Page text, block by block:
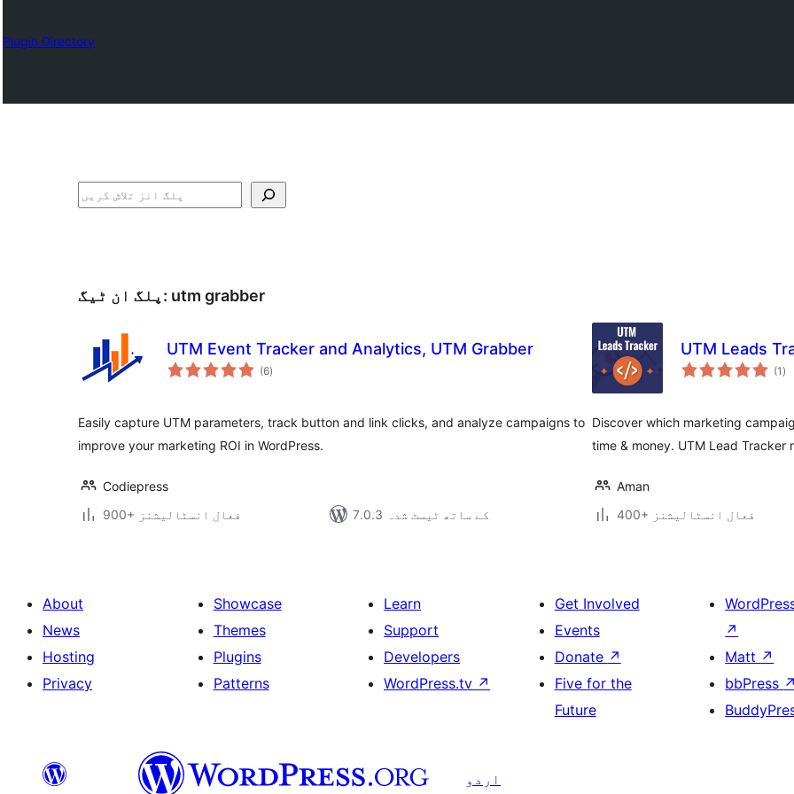
Plugin Directory
تلاش
پلگ ان ٹیگ: utm grabber
UTM Event Tracker and Analytics, UTM Grabber
(6مجموعی
درجہ
)
Easily capture UTM parameters, track button and link clicks, and analyze campaigns to
improve your marketing ROI in WordPress.
Codiepress
900+ فعال انسٹالیشنز
7.0.3 کے ساتھ ٹیسٹ شدہ
UTM Leads
(1 )
Discover which marketing
time & money. UTM Lead
Aman
400+ فعال انسٹالیشنز
About
News
Hosting
Privacy
Showcase
Themes
Plugins
Patterns
Learn
Support
Developers
WordPress.tv ↗
Get Involved
Events
Donate ↗
Five for the
Future
↗
Matt ↗
bbPress ↗
اردو